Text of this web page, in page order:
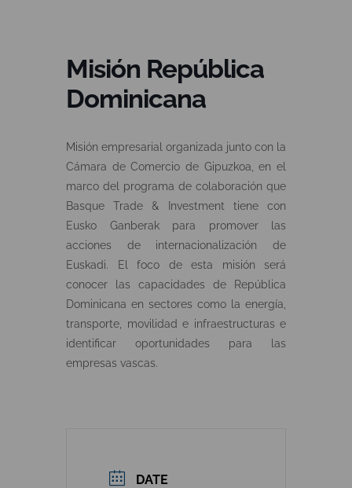
Misión República
Dominicana
Misión empresarial organizada junto con la
Cámara de Comercio de Gipuzkoa, en el
marco del programa de colaboración que
Basque Trade & Investment tiene con
Eusko Ganberak para promover las
acciones de internacionalización de
Euskadi. El foco de esta misión será
conocer las capacidades de República
Dominicana en sectores como la energía,
transporte, movilidad e infraestructuras e
identificar oportunidades para las
empresas vascas.
DATE